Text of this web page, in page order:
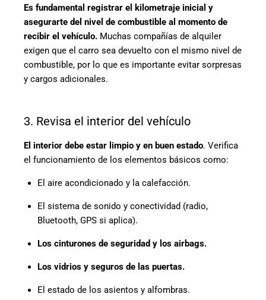
Es fundamental registrar el kilometraje inicial y
asegurarte del nivel de combustible al momento de
recibir el vehículo. Muchas compañías de alquiler
exigen que el carro sea devuelto con el mismo nivel de
combustible, por lo que es importante evitar sorpresas
y cargos adicionales.
3. Revisa el interior del vehículo
El interior debe estar limpio y en buen estado. Verifica
el funcionamiento de los elementos básicos como:
El aire acondicionado y la calefacción.
El sistema de sonido y conectividad (radio,
Bluetooth, GPS si aplica).
Los cinturones de seguridad y los airbags.
Los vidrios y seguros de las puertas.
El estado de los asientos y alfombras.